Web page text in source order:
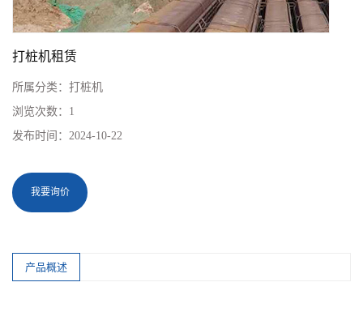
打桩机租赁
所属分类： 打桩机
浏览次数： 1
发布时间： 2024-10-22
我要询价
产品概述